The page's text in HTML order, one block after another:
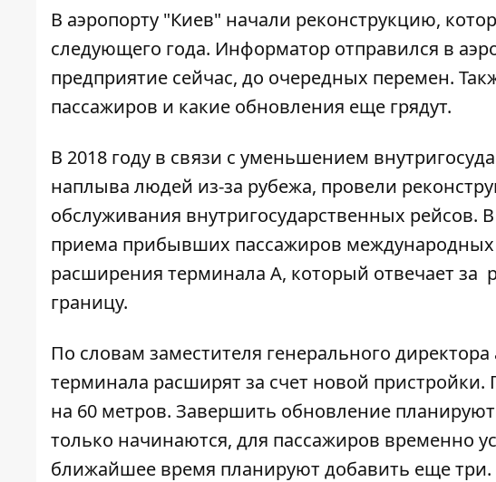
В аэропорту "Киев" начали реконструкцию,
следующего года. Информатор отправился в
предприятие сейчас, до очередных перемен.
пассажиров и какие обновления еще грядут.
В 2018 году в связи с уменьшением
наплыва людей из-за рубежа, провели
обслуживания внутригосударственных рейсов.
приема прибывших пассажиров
расширения терминала А, который отвечает за
границу.
По словам заместителя генерального
терминала расширят за счет новой
на 60 метров. Завершить обновление
только начинаются, для пассажиров временно
ближайшее время планируют добавить еще три.